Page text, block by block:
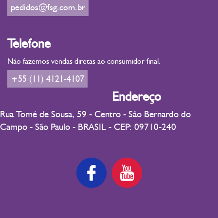
consciência para ser confrontado, trabalhado e integrado suave
e amorosamente à totalidade do ser. Geralmente estas pessoas
pedidos@fsg.com.br
Telefone
Não fazemos vendas diretas ao consumidor final.
+55 (11) 4121-4107
Endereço
Rua Tomé de Sousa, 59 - Centro - São Bernardo do
Campo - São Paulo - BRASIL - CEP: 09710-240